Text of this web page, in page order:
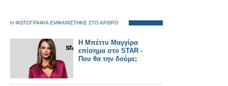
Η ΦΩΤΟΓΡΑΦΙΑ ΕΜΦΑΝΙΣΤΗΚΕ ΣΤΟ ΑΡΘΡΟ
Η Μπέττυ Μαγγίρα
επίσημα στο STAR -
Που θα την δούμε;